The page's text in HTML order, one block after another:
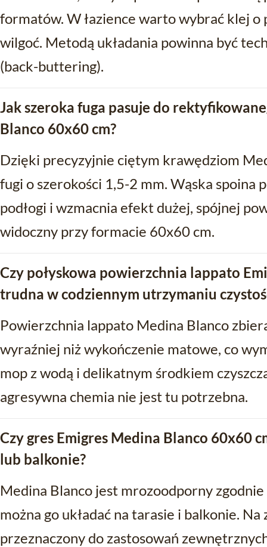
formatów. W łazience warto wybrać klej o
wilgoć. Metodą układania powinna być
(back-buttering).
Jak szeroka fuga pasuje do
Blanco 60x60 cm?
Dzięki precyzyjnie ciętym krawędziom
fugi o szerokości 1,5-2 mm. Wąska spoina
podłogi i wzmacnia efekt dużej, spójnej
widoczny przy formacie 60x60 cm.
Czy połyskowa powierzchnia lappato
trudna w codziennym utrzymaniu
Powierzchnia lappato Medina Blanco
wyraźniej niż wykończenie matowe, co
mop z wodą i delikatnym środkiem
agresywna chemia nie jest tu potrzebna.
Czy gres Emigres Medina Blanco 60x60
lub balkonie?
Medina Blanco jest mrozoodporny
można go układać na tarasie i balkonie.
przeznaczony do zastosowań